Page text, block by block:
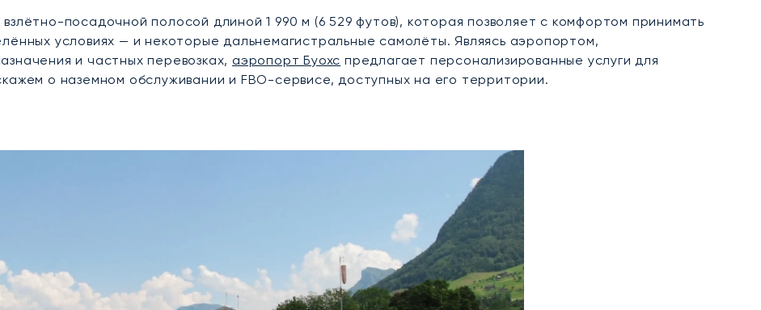
посадочной полосой длиной 1 990 м (6 529 футов), которая позволяет с комфортом принимать
условиях — и некоторые дальнемагистральные самолёты. Являясь аэропортом,
и частных перевозках, аэропорт Буохс предлагает персонализированные услуги для
о наземном обслуживании и FBO-сервисе, доступных на его территории.